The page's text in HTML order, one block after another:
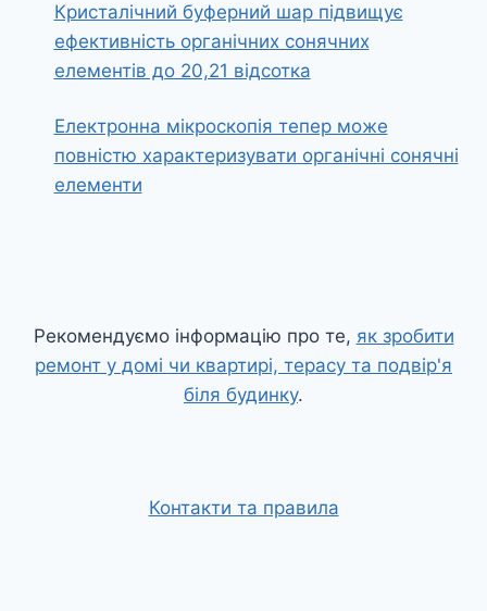
Кристалічний буферний шар підвищує
ефективність органічних сонячних
елементів до 20,21 відсотка
Електронна мікроскопія тепер може
повністю характеризувати органічні сонячні
елементи
Рекомендуємо інформацію про те, як зробити
ремонт у домі чи квартирі, терасу та подвір'я
біля будинку.
Контакти та правила